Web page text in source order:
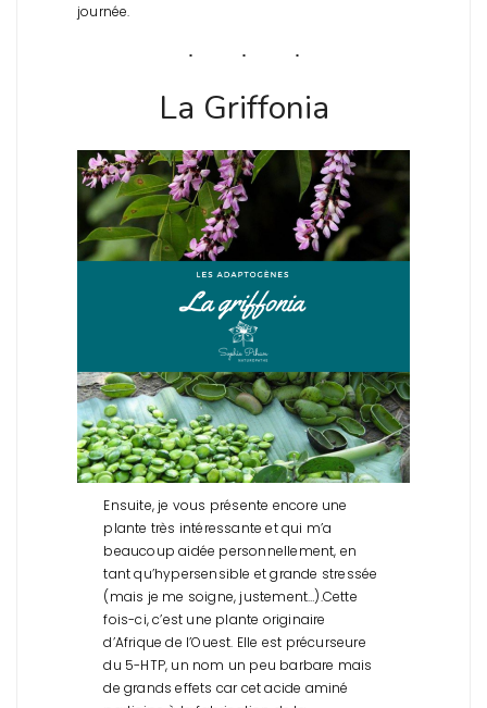
journée.
La Griffonia
Ensuite, je vous présente encore une
plante très intéressante et qui m’a
beaucoup aidée personnellement, en
tant qu’hypersensible et grande stressée
(mais je me soigne, justement…).Cette
fois-ci, c’est une plante originaire
d’Afrique de l’Ouest. Elle est précurseure
du 5-HTP, un nom un peu barbare mais
de grands effets car cet acide aminé